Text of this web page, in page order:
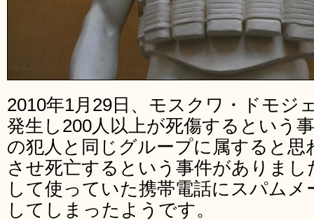
2010年1月29日、モスクワ・ドモジ
発生し200人以上が死傷するという
の犯人と同じグループに属すると思
させ死亡するという事件がありま
して使っていた携帯電話にスパム
してしまったようです。